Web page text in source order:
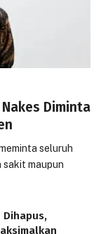
Diminta
seluruh
maupun
Dihapus,